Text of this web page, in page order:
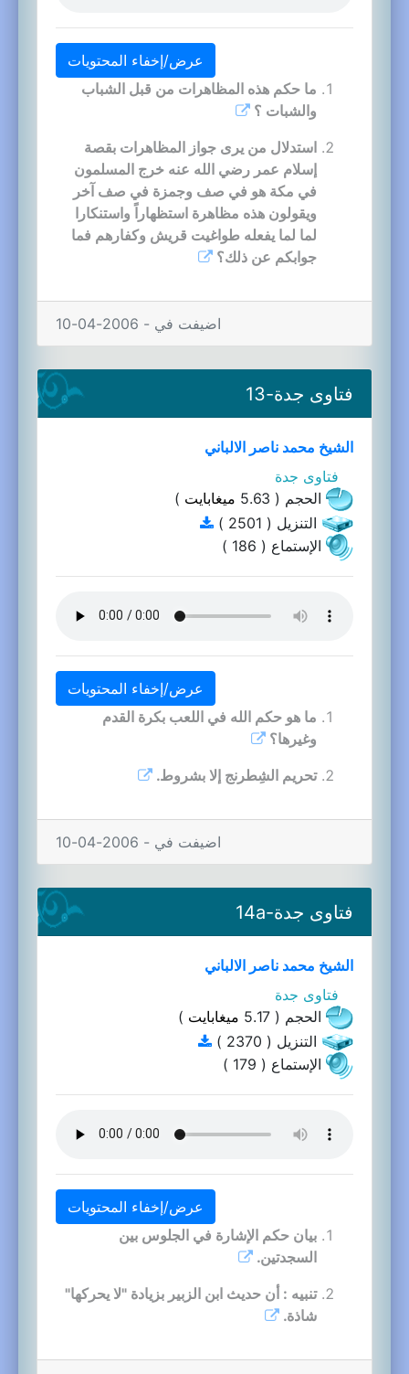
عرض/إخفاء المحتويات
ما حكم هذه المظاهرات من قبل الشباب
والشبات ؟
استدلال من يرى جواز المظاهرات بقصة
إسلام عمر رضي الله عنه خرج المسلمون
في مكة هو في صف وجمزة في صف آخر
ويقولون هذه مظاهرة استظهاراً واستنكارا
لما لما يفعله طواغيت قريش وكفارهم فما
جوابكم عن ذلك؟
اضيفت في - 2006-04-10
فتاوى جدة-13
الشيخ محمد ناصر الالباني
فتاوى جدة
الحجم ( 5.63
ميغابايت )
التنزيل ( 2501 )
الإستماع ( 186 )
عرض/إخفاء المحتويات
ما هو حكم الله في اللعب بكرة القدم
وغيرها؟
تحريم الشِطرنج إلا بشروط.
اضيفت في - 2006-04-10
فتاوى جدة-14a
الشيخ محمد ناصر الالباني
فتاوى جدة
الحجم ( 5.17
ميغابايت )
التنزيل ( 2370 )
الإستماع ( 179 )
عرض/إخفاء المحتويات
بيان حكم الإشارة في الجلوس بين
السجدتين.
تنبيه : أن حديث ابن الزبير بزيادة "لا يحركها"
شاذة.